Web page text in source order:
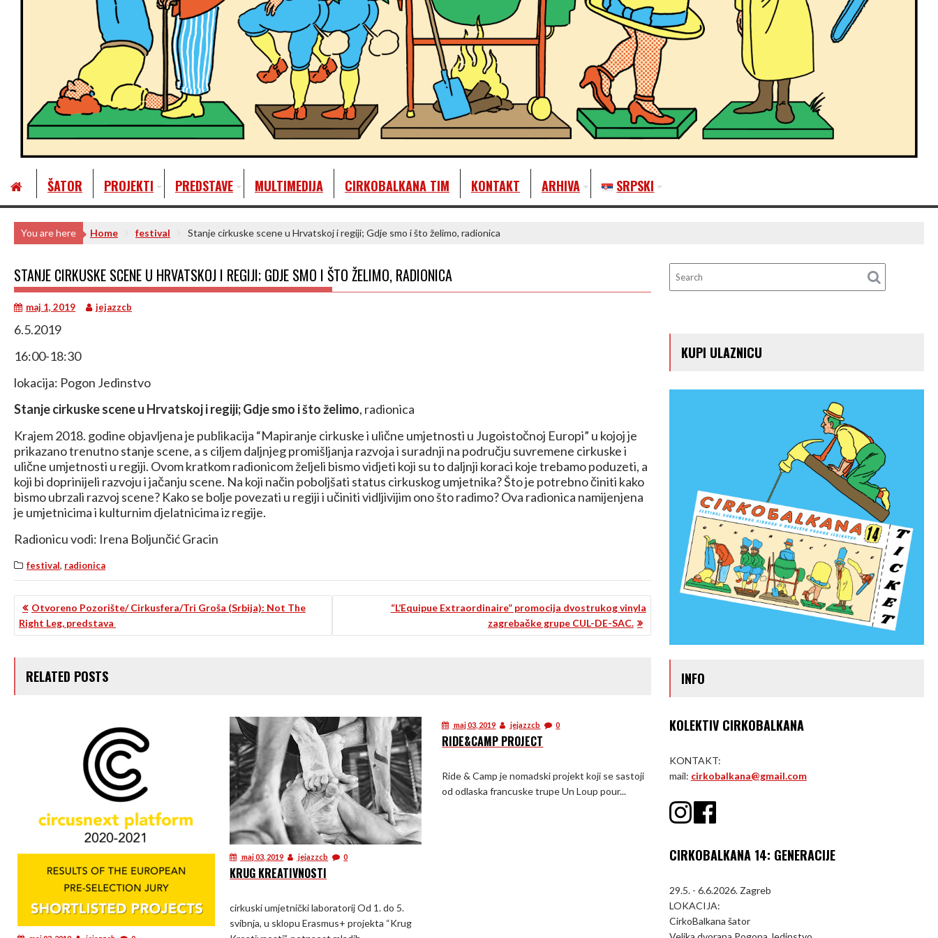
ŠATOR PROJEKTI PREDSTAVE MULTIMEDIJA CIRKOBALKANA TIM KONTAKT ARHIVA SRPSKI
You are here Home festival Stanje cirkuske scene u Hrvatskoj i regiji; Gdje smo i što želimo, radionica
STANJE CIRKUSKE SCENE U HRVATSKOJ I REGIJI; GDJE SMO I ŠTO ŽELIMO, RADIONICA
maj 1, 2019 jejazzcb
6.5.2019
16:00-18:30
lokacija: Pogon Jedinstvo
Stanje cirkuske scene u Hrvatskoj i regiji; Gdje smo i što želimo, radionica
Krajem 2018. godine objavljena je publikacija “Mapiranje cirkuske i ulične umjetnosti u Jugoistočnoj Europi” u kojoj je
prikazano trenutno stanje scene, a s ciljem daljnjeg promišljanja razvoja i suradnji na području suvremene cirkuske i
ulične umjetnosti u regiji. Ovom kratkom radionicom željeli bismo vidjeti koji su to daljnji koraci koje trebamo poduzeti, a
koji bi doprinijeli razvoju i jačanju scene. Na koji način poboljšati status cirkuskog umjetnika? Što je potrebno činiti kako
bismo ubrzali razvoj scene? Kako se bolje povezati u regiji i učiniti vidljivijim ono što radimo? Ova radionica namijenjena
je umjetnicima i kulturnim djelatnicima iz regije.
Radionicu vodi: Irena Boljunčić Gracin
festival, radionica
KRETANJE
ČLANKA
Otvoreno Pozorište/ Cirkusfera/Tri Groša (Srbija): Not The
Right Leg, predstava
“L’Equipue Extraordinaire” promocija dvostrukog vinyla
zagrebačke grupe CUL-DE-SAC.
RELATED POSTS
maj 03, 2019 jejazzcb 0
KRUG KREATIVNOSTI
cirkuski umjetnički laboratorij Od 1. do 5.
svibnja, u sklopu Erasmus+ projekta “Krug
maj 03, 2019 jejazzcb 0
RIDE&CAMP PROJECT
Ride & Camp je nomadski projekt koji se sastoji
od odlaska francuske trupe Un Loup pour...
KUPI ULAZNICU
INFO
KOLEKTIV CIRKOBALKANA
KONTAKT:
mail: cirkobalkana@gmail.com
CIRKOBALKANA 14: GENERACIJE
29.5. - 6.6.2026. Zagreb
LOKACIJA:
CirkoBalkana šator